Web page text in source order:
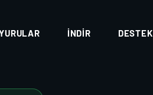
İNDIR DESTEK